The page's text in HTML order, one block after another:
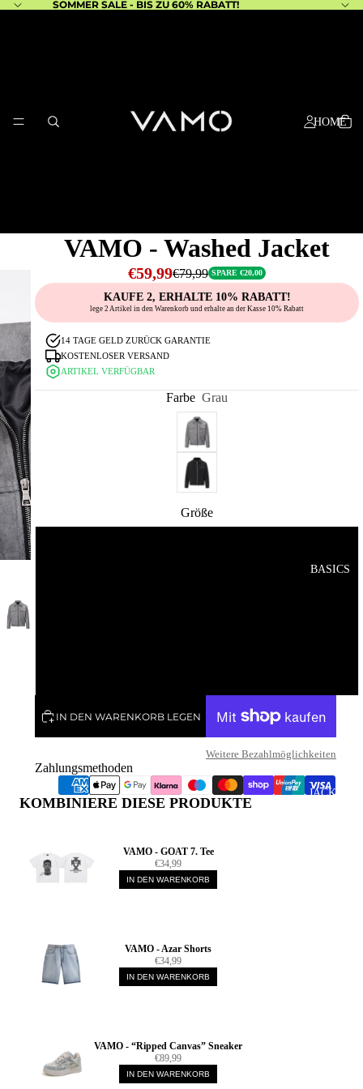
SOMMER SALE - BIS ZU 60% RABATT!
HOME
BASICS
JACKEN
VAMO - Washed Jacket
€59,99€79,99 SPARE €20,00
KAUFE 2, ERHALTE 10% RABATT!
lege 2 Artikel in den Warenkorb und erhalte an der Kasse 10% Rabatt
14 TAGE GELD ZURÜCK GARANTIE
KOSTENLOSER VERSAND
ARTIKEL VERFÜGBAR
Farbe Grau
Größe
IN DEN WARENKORB LEGEN
Weitere Bezahlmöglichkeiten
Zahlungsmethoden
KOMBINIERE DIESE PRODUKTE
VAMO - GOAT 7. Tee
€34,99
IN DEN WARENKORB
VAMO - Azar Shorts
€34,99
IN DEN WARENKORB
VAMO - “Ripped Canvas” Sneaker
€89,99
IN DEN WARENKORB